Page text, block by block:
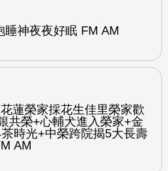
睡神夜夜好眠 FM AM
蓮榮家採花生佳里榮家歡
共榮+心輔犬進入榮家+金
時光+中榮跨院揭5大長壽
AM